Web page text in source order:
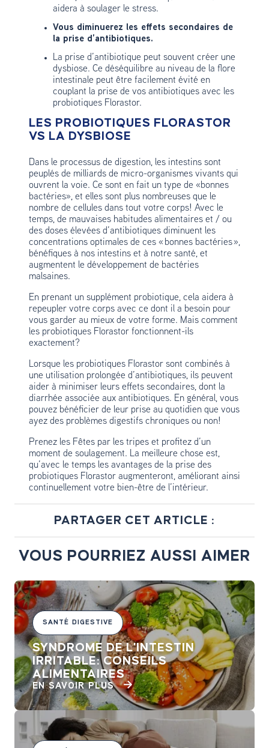
aidera à soulager le stress.
Vous diminuerez les effets secondaires de
la prise d’antibiotiques.
La prise d’antibiotique peut souvent créer une
dysbiose. Ce déséquilibre au niveau de la flore
intestinale peut être facilement évité en
couplant la prise de vos antibiotiques avec les
probiotiques Florastor.
LES PROBIOTIQUES FLORASTOR
VS LA DYSBIOSE
Dans le processus de digestion, les intestins sont
peuplés de milliards de micro-organismes vivants qui
ouvrent la voie. Ce sont en fait un type de «bonnes
bactéries», et elles sont plus nombreuses que le
nombre de cellules dans tout votre corps! Avec le
temps, de mauvaises habitudes alimentaires et / ou
des doses élevées d’antibiotiques diminuent les
concentrations optimales de ces « bonnes bactéries »,
bénéfiques à nos intestins et à notre santé, et
augmentent le développement de bactéries
malsaines.
En prenant un supplément probiotique, cela aidera à
repeupler votre corps avec ce dont il a besoin pour
vous garder au mieux de votre forme. Mais comment
les probiotiques Florastor fonctionnent-ils
exactement?
Lorsque les probiotiques Florastor sont combinés à
une utilisation prolongée d’antibiotiques, ils peuvent
aider à minimiser leurs effets secondaires, dont la
diarrhée associée aux antibiotiques. En général, vous
pouvez bénéficier de leur prise au quotidien que vous
ayez des problèmes digestifs chroniques ou non!
Prenez les Fêtes par les tripes et profitez d’un
moment de soulagement. La meilleure chose est,
qu’avec le temps les avantages de la prise des
probiotiques Florastor augmenteront, améliorant ainsi
continuellement votre bien-être de l’intérieur.
PARTAGER CET ARTICLE :
VOUS POURRIEZ AUSSI AIMER
SANTÉ DIGESTIVE
SYNDROME DE L'INTESTIN
IRRITABLE: CONSEILS
ALIMENTAIRES
EN SAVOIR PLUS